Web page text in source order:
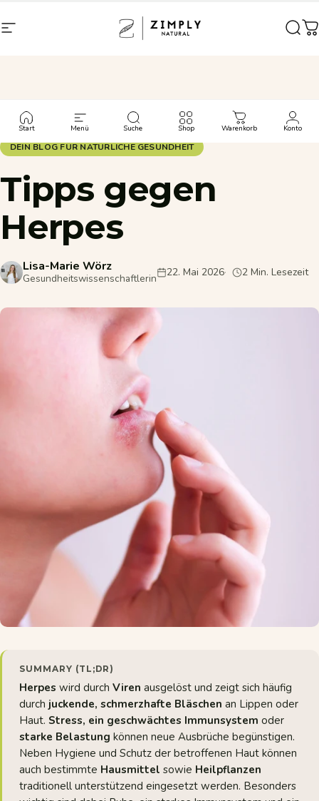
Seitennavigation
Zimply Natural
Start Menü Suche Shop Warenkorb Konto
DEIN BLOG FÜR NATÜRLICHE GESUNDHEIT
Tipps gegen
Herpes
Lisa-Marie Wörz
Gesundheitswissenschaftlerin 22. Mai 2026 2 Min. Lesezeit
SUMMARY (TL;DR)
Herpes wird durch Viren ausgelöst und zeigt sich häufig
durch juckende, schmerzhafte Bläschen an Lippen oder
Haut. Stress, ein geschwächtes Immunsystem oder
starke Belastung können neue Ausbrüche begünstigen.
Neben Hygiene und Schutz der betroffenen Haut können
auch bestimmte Hausmittel sowie Heilpflanzen
traditionell unterstützend eingesetzt werden. Besonders